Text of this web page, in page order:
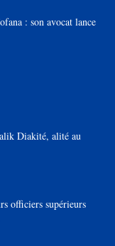
: son avocat lance
Diakité, alité au
officiers supérieurs